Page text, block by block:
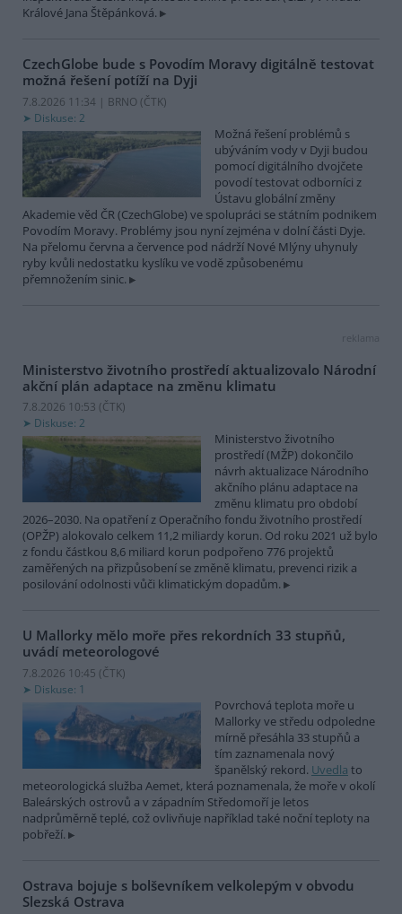
Králové Jana Štěpánková.
CzechGlobe bude s Povodím Moravy digitálně testovat
možná řešení potíží na Dyji
7.8.2026 11:34 | BRNO (ČTK)
Diskuse: 2
Možná řešení problémů s
ubýváním vody v Dyji budou
pomocí digitálního dvojčete
povodí testovat odborníci z
Ústavu globální změny
Akademie věd ČR (CzechGlobe) ve spolupráci se státním podnikem
Povodím Moravy. Problémy jsou nyní zejména v dolní části Dyje.
Na přelomu června a července pod nádrží Nové Mlýny uhynuly
ryby kvůli nedostatku kyslíku ve vodě způsobenému
přemnožením sinic.
reklama
Ministerstvo životního prostředí aktualizovalo Národní
akční plán adaptace na změnu klimatu
7.8.2026 10:53 (ČTK)
Diskuse: 2
Ministerstvo životního
prostředí (MŽP) dokončilo
návrh aktualizace Národního
akčního plánu adaptace na
změnu klimatu pro období
2026–2030. Na opatření z Operačního fondu životního prostředí
(OPŽP) alokovalo celkem 11,2 miliardy korun. Od roku 2021 už bylo
z fondu částkou 8,6 miliard korun podpořeno 776 projektů
zaměřených na přizpůsobení se změně klimatu, prevenci rizik a
posilování odolnosti vůči klimatickým dopadům.
U Mallorky mělo moře přes rekordních 33 stupňů,
uvádí meteorologové
7.8.2026 10:45 (ČTK)
Diskuse: 1
Povrchová teplota moře u
Mallorky ve středu odpoledne
mírně přesáhla 33 stupňů a
tím zaznamenala nový
španělský rekord. Uvedla to
meteorologická služba Aemet, která poznamenala, že moře v okolí
Baleárských ostrovů a v západním Středomoří je letos
nadprůměrně teplé, což ovlivňuje například také noční teploty na
pobřeží.
Ostrava bojuje s bolševníkem velkolepým v obvodu
Slezská Ostrava